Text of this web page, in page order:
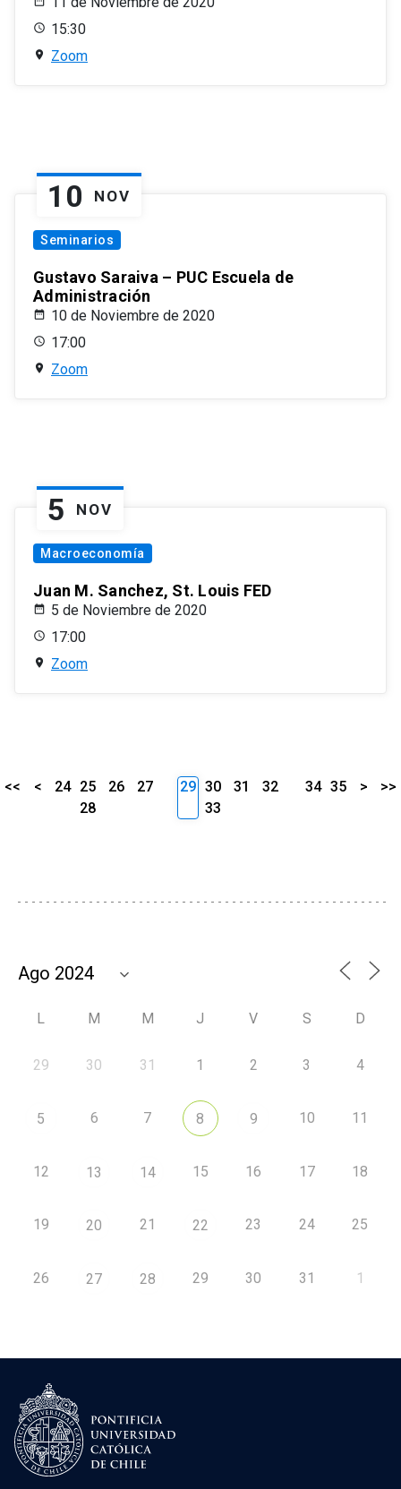
15:30
Zoom
10 NOV
Seminarios
Gustavo Saraiva – PUC Escuela de
Administración
10 de Noviembre de 2020
17:00
Zoom
5 NOV
Macroeconomía
Juan M. Sanchez, St. Louis FED
5 de Noviembre de 2020
17:00
Zoom
<< < 24 25 26
27
28
29 30 31
32
33
34 35 > >>
L M M J V S D
29 30 31 1 2 3 4
5 6 7 8 9 10 11
12 13 14 15 16 17 18
19 20 21 22 23 24 25
26 27 28 29 30 31 1